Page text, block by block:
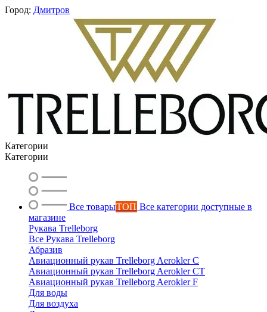
Город: Дмитров
Категории
Категории
Все товарыТОП Все категории доступные в
магазине
Рукава Trelleborg
Все Рукава Trelleborg
Абразив
Авиационный рукав Trelleborg Aerokler C
Авиационный рукав Trelleborg Aerokler CT
Авиационный рукав Trelleborg Aerokler F
Для воды
Для воздуха
Вероника
онлайн